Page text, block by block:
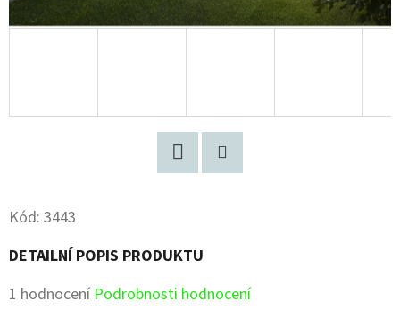
Kód: 3443
DETAILNÍ POPIS PRODUKTU
Průměrné
1 hodnocení Podrobnosti hodnocení